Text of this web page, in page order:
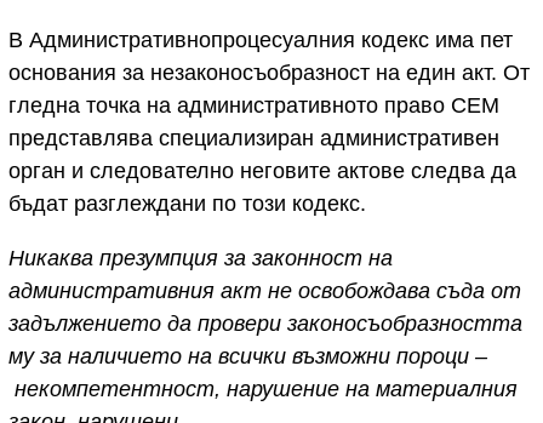
В Административнопроцесуалния кодекс има пет
основания за незаконосъобразност на един акт. От
гледна точка на административното право СЕМ
представлява специализиран административен
орган и следователно неговите актове следва да
бъдат разглеждани по този кодекс.
Никаква презумпция за законност на
административния акт не освобождава съда от
задължението да провери законосъобразността
му за наличието на всички възможни пороци –
некомпетентност, нарушение на материалния